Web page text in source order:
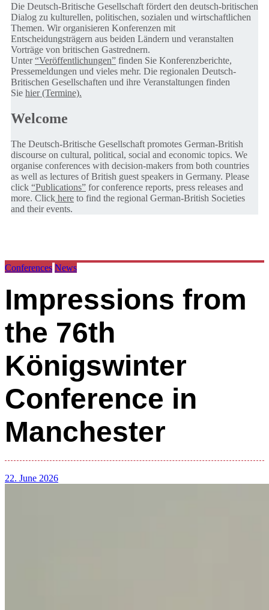
Die Deutsch-Britische Gesellschaft fördert den deutsch-britischen
Dialog zu kulturellen, politischen, sozialen und wirtschaftlichen
Themen. Wir organisieren Konferenzen mit
Entscheidungsträgern aus beiden Ländern und veranstalten
Vorträge von britischen Gastrednern.
Unter“Veröffentlichungen” finden Sie Konferenzberichte,
Pressemeldungen und vieles mehr. Die regionalen Deutsch-
Britischen Gesellschaften und ihre Veranstaltungen finden
Sie hier (Termine).
Welcome
The Deutsch-Britische Gesellschaft promotes German-British
discourse on cultural, political, social and economic topics. We
organise conferences with decision-makers from both countries
as well as lectures of British guest speakers in Germany. Please
click “Publications” for conference reports, press releases and
more. Click here to find the regional German-British Societies
and their events.
Conferences News
Impressions from
the 76th
Königswinter
Conference in
Manchester
22. June 2026